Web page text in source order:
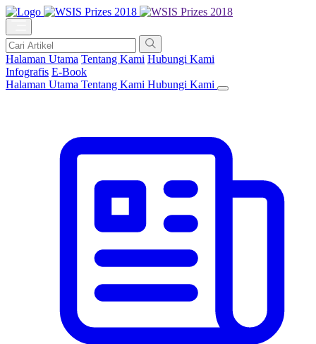
Halaman Utama Tentang Kami Hubungi Kami
Infografis E-Book
Halaman Utama Tentang Kami Hubungi Kami